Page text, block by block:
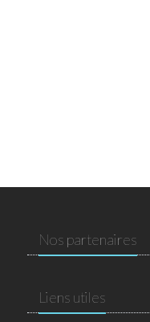
Nos partenaires
Liens utiles